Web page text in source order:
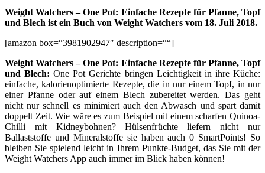
Weight Watchers – One Pot: Einfache Rezepte für Pfanne, Topf
und Blech ist ein Buch von Weight Watchers vom 18. Juli 2018.
[amazon box=“3981902947″ description=““]
Weight Watchers – One Pot: Einfache Rezepte für Pfanne, Topf
und Blech: One Pot Gerichte bringen Leichtigkeit in ihre Küche:
einfache, kalorienoptimierte Rezepte, die in nur einem Topf, in nur
einer Pfanne oder auf einem Blech zubereitet werden. Das geht
nicht nur schnell es minimiert auch den Abwasch und spart damit
doppelt Zeit. Wie wäre es zum Beispiel mit einem scharfen Quinoa-
Chilli mit Kidneybohnen? Hülsenfrüchte liefern nicht nur
Ballaststoffe und Mineralstoffe sie haben auch 0 SmartPoints! So
bleiben Sie spielend leicht in Ihrem Punkte-Budget, das Sie mit der
Weight Watchers App auch immer im Blick haben können!